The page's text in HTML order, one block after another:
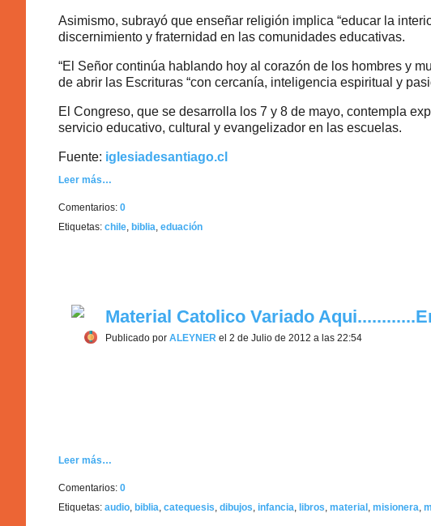
Asimismo, subrayó que enseñar religión implica “educar la
discernimiento y fraternidad en las comunidades educativas.
“El Señor continúa hablando hoy al corazón de los hombres y
de abrir las Escrituras “con cercanía, inteligencia espiritual y
El Congreso, que se desarrolla los 7 y 8 de mayo, contempla
servicio educativo, cultural y evangelizador en las escuelas.
Fuente: iglesiadesantiago.cl
Leer más…
Comentarios: 0
Etiquetas: chile, biblia, eduación
Material Catolico Variado
Publicado por ALEYNER el 2 de Julio de 2012 a las 22:54
Leer más…
Comentarios: 0
Etiquetas: audio, biblia, catequesis, dibujos, infancia, libros, material , misionera,